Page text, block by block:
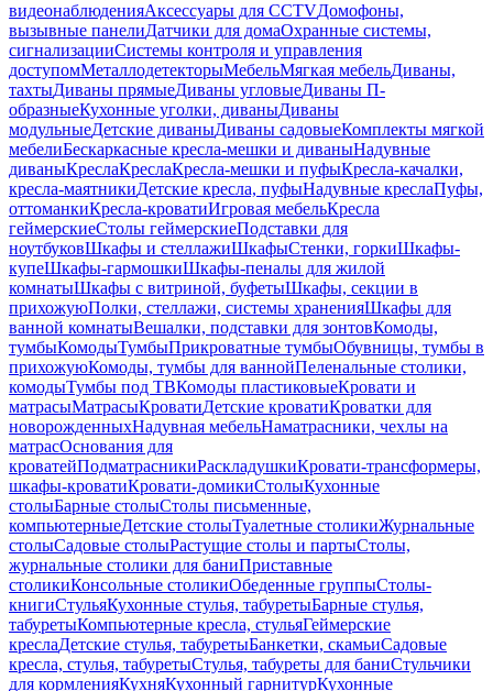
видеонаблюденияАксессуары для CCTVДомофоны,
вызывные панелиДатчики для домаОхранные системы,
сигнализацииСистемы контроля и управления
доступомМеталлодетекторыМебельМягкая мебельДиваны,
тахтыДиваны прямыеДиваны угловыеДиваны П-
образныеКухонные уголки, диваныДиваны
модульныеДетские диваныДиваны садовыеКомплекты мягкой
мебелиБескаркасные кресла-мешки и диваныНадувные
диваныКреслаКреслаКресла-мешки и пуфыКресла-качалки,
кресла-маятникиДетские кресла, пуфыНадувные креслаПуфы,
оттоманкиКресла-кроватиИгровая мебельКресла
геймерскиеСтолы геймерскиеПодставки для
ноутбуковШкафы и стеллажиШкафыСтенки, горкиШкафы-
купеШкафы-гармошкиШкафы-пеналы для жилой
комнатыШкафы с витриной, буфетыШкафы, секции в
прихожуюПолки, стеллажи, системы храненияШкафы для
ванной комнатыВешалки, подставки для зонтовКомоды,
тумбыКомодыТумбыПрикроватные тумбыОбувницы, тумбы в
прихожуюКомоды, тумбы для ваннойПеленальные столики,
комодыТумбы под ТВКомоды пластиковыеКровати и
матрасыМатрасыКроватиДетские кроватиКроватки для
новорожденныхНадувная мебельНаматрасники, чехлы на
матрасОснования для
кроватейПодматрасникиРаскладушкиКровати-трансформеры,
шкафы-кроватиКровати-домикиСтолыКухонные
столыБарные столыСтолы письменные,
компьютерныеДетские столыТуалетные столикиЖурнальные
столыСадовые столыРастущие столы и партыСтолы,
журнальные столики для баниПриставные
столикиКонсольные столикиОбеденные группыСтолы-
книгиСтульяКухонные стулья, табуретыБарные стулья,
табуретыКомпьютерные кресла, стульяГеймерские
креслаДетские стулья, табуретыБанкетки, скамьиСадовые
кресла, стулья, табуретыСтулья, табуреты для баниСтульчики
для кормленияКухняКухонный гарнитурКухонные